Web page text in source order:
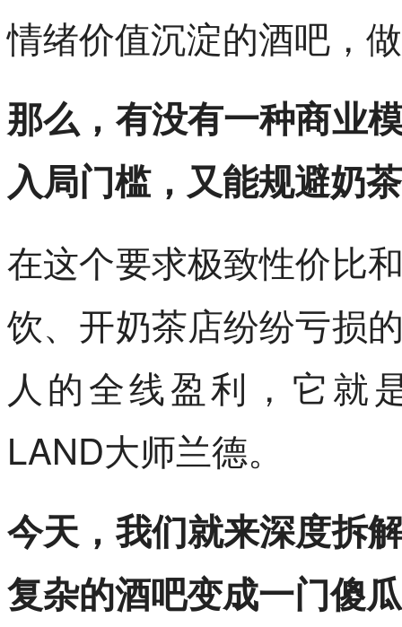
情绪价值沉淀的酒吧，
那么，有没有一种商业
入局门槛，又能规避奶
在这个要求极致性价比
饮、开奶茶店纷纷亏损
人的全线盈利，它就
LAND大师兰德。
今天，我们就来深度拆
复杂的酒吧变成一门傻